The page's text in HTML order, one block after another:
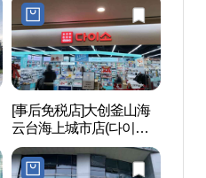
[事后免税店]大创釜山海
云台海上城市店(다이소
부산해운대마린시티점)